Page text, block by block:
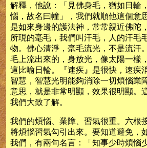
解釋，他說：「見佛身毛，猶如日輪
惱，故名曰幢」，我們就順他這個意
是如來身邊的護法神，常常親近佛陀
所現的毫毛，我們叫汗毛，人的汗毛
物。佛心清淨，毫毛流光，不是流汗
毛上流出來的，身放光，像太陽一樣
這比喻日輪。『速疾』是很快，速疾
智慧，智慧光明能夠消除一切煩惱業
意思，就是非常明顯，效果很明顯。
我們大致了解。
我們的煩惱、業障、習氣很重。六根
將煩惱習氣勾引出來。要知道避免，
我們，有兩句名言：「知事少時煩惱